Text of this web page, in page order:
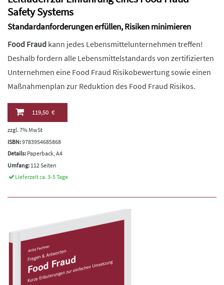
Safety Systems
Standardanforderungen erfüllen, Risiken minimieren
Food Fraud kann jedes Lebensmittelunternehmen treffen!
Deshalb fordern alle Lebensmittelstandards von zertifizierten
Unternehmen eine Food Fraud Risikobewertung sowie einen
Maßnahmenplan zur Reduktion des Food Fraud Risikos.
119,50 €
zzgl. 7% MwSt
ISBN:9783954685868
Details: Paperback, A4
Umfang: 112 Seiten
Lieferzeit ca. 3-5 Tage